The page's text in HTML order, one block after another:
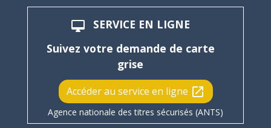
desktop_mac
SERVICE EN LIGNE
Suivez votre demande de carte
grise
Accéder au service en ligne open_in_new
Agence nationale des titres sécurisés (ANTS)